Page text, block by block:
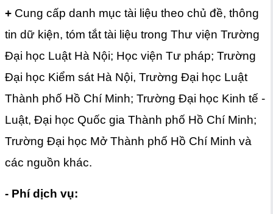
+ Cung cấp danh mục tài liệu theo chủ đề, thông
tin dữ kiện, tóm tắt tài liệu trong Thư viện Trường
Đại học Luật Hà Nội; Học viện Tư pháp; Trường
Đại học Kiểm sát Hà Nội, Trường Đại học Luật
Thành phố Hồ Chí Minh; Trường Đại học Kinh tế -
Luật, Đại học Quốc gia Thành phố Hồ Chí Minh;
Trường Đại học Mở Thành phố Hồ Chí Minh và
các nguồn khác.
- Phí dịch vụ: